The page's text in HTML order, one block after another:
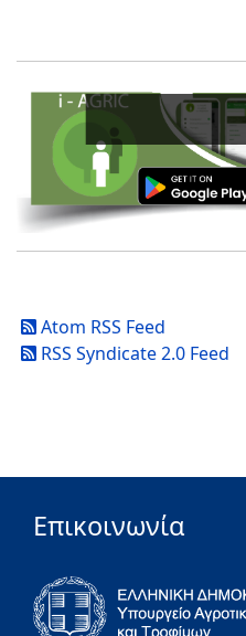
Atom RSS Feed
RSS Syndicate 2.0 Feed
Επικοινωνία